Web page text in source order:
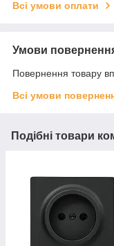
Всі умови оплати
Умови
Повернення товару
Всі умови
Подібні товари